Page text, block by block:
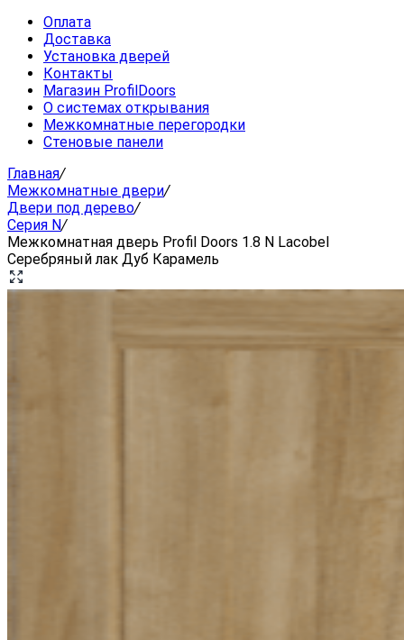
Оплата
Доставка
Установка дверей
Контакты
Магазин ProfilDoors
О системах открывания
Межкомнатные перегородки
Стеновые панели
Главная/
Межкомнатные двери/
Двери под дерево/
Серия N/
Межкомнатная дверь Profil Doors 1.8 N Lacobel
Серебряный лак Дуб Карамель